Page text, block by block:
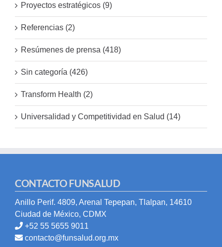
Proyectos estratégicos (9)
Referencias (2)
Resúmenes de prensa (418)
Sin categoría (426)
Transform Health (2)
Universalidad y Competitividad en Salud (14)
CONTACTO FUNSALUD
Anillo Perif. 4809, Arenal Tepepan, Tlalpan, 14610
Ciudad de México, CDMX
+52 55 5655 9011
contacto@funsalud.org.mx